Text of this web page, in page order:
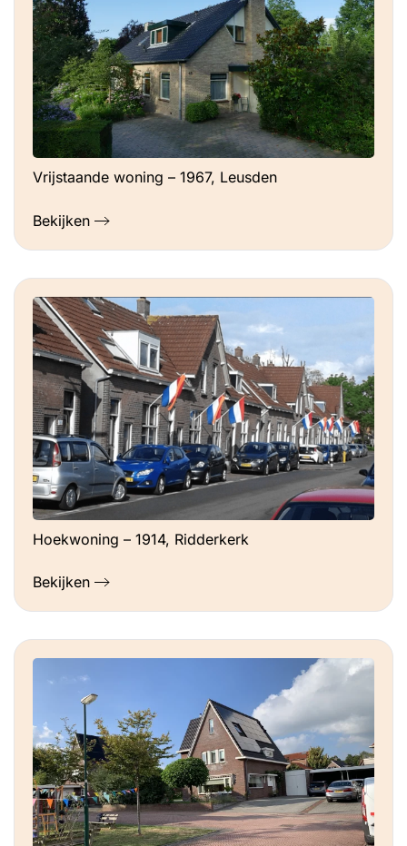
Vrijstaande woning – 1967, Leusden
Bekijken
Hoekwoning – 1914, Ridderkerk
Bekijken